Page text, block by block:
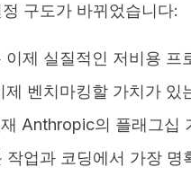
구도가 바뀌었습니다:
이제 실질적인 저비용 프
제 벤치마킹할 가치가
Anthropic의 플래그십
작업과 코딩에서 가장